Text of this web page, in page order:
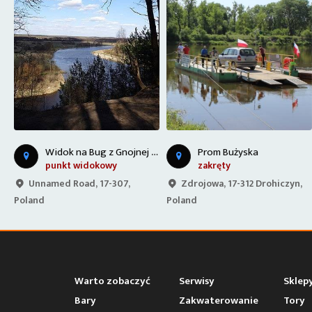
Prom Bużyska
zakręty
Zdrojowa, 17-312 Drohiczyn,
Poland
obiekt kulturalny
DW640, 17-300, Poland
Warto zobaczyć Serwisy
Bary
Zakwaterowanie Tory